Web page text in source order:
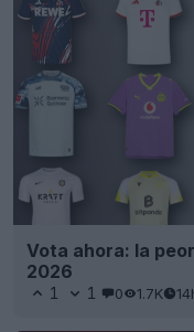
Vota ahora: la
2026
1 1 0 1.7K